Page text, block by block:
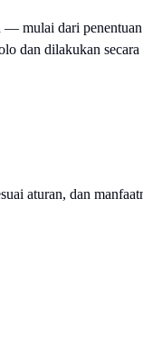
— mulai dari
dan dilakukan
aturan, dan